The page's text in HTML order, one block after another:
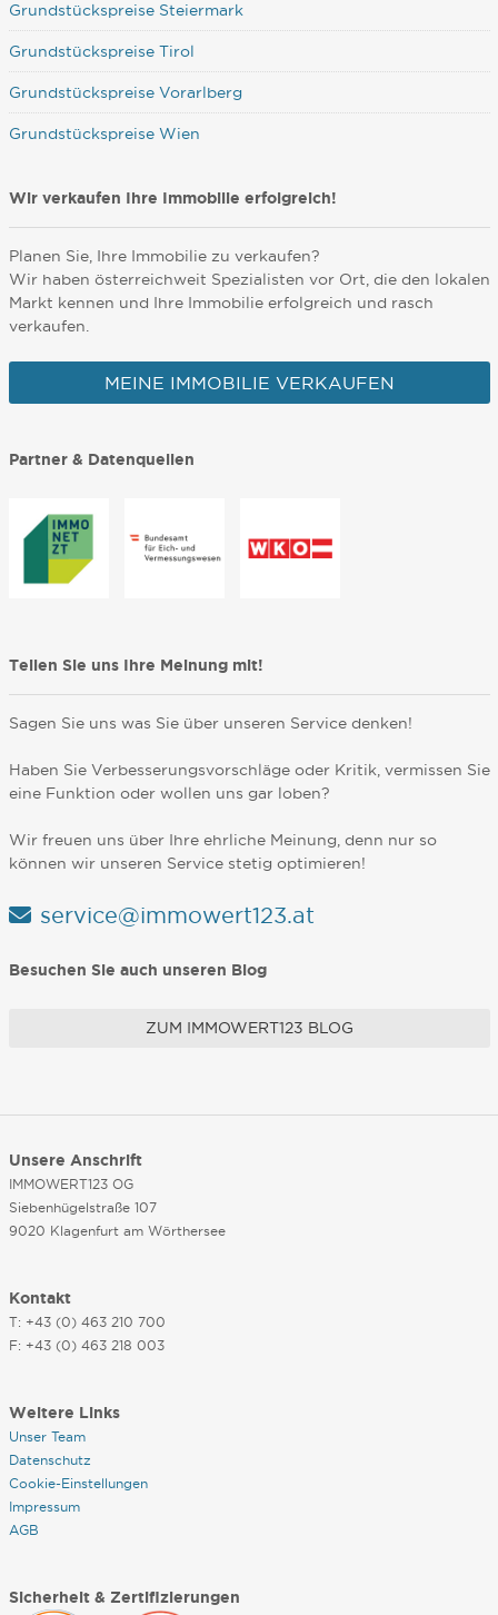
Grundstückspreise Steiermark
Grundstückspreise Tirol
Grundstückspreise Vorarlberg
Grundstückspreise Wien
Wir verkaufen Ihre Immobilie erfolgreich!
Planen Sie, Ihre Immobilie zu verkaufen?
Wir haben österreichweit Spezialisten vor Ort, die den lokalen
Markt kennen und Ihre Immobilie erfolgreich und rasch
verkaufen.
MEINE IMMOBILIE VERKAUFEN
Partner & Datenquellen
Teilen Sie uns Ihre Meinung mit!
Sagen Sie uns was Sie über unseren Service denken!
Haben Sie Verbesserungsvorschläge oder Kritik, vermissen Sie
eine Funktion oder wollen uns gar loben?
Wir freuen uns über Ihre ehrliche Meinung, denn nur so
können wir unseren Service stetig optimieren!
service@immowert123.at
Besuchen Sie auch unseren Blog
ZUM IMMOWERT123 BLOG
Unsere Anschrift
IMMOWERT123 OG
Siebenhügelstraße 107
9020 Klagenfurt am Wörthersee
Kontakt
T: +43 (0) 463 210 700
F: +43 (0) 463 218 003
Weitere Links
Unser Team
Datenschutz
Cookie-Einstellungen
Impressum
AGB
Sicherheit & Zertifizierungen